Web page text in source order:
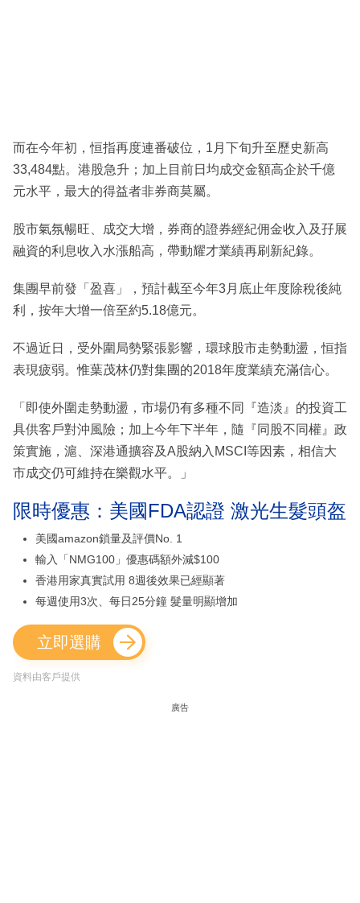
而在今年初，恒指再度連番破位，1月下旬升至歷史新高
33,484點。港股急升；加上目前日均成交金額高企於千億
元水平，最大的得益者非券商莫屬。
股市氣氛暢旺、成交大增，券商的證券經紀佣金收入及孖展
融資的利息收入水漲船高，帶動耀才業績再刷新紀錄。
集團早前發「盈喜」，預計截至今年3月底止年度除稅後純
利，按年大增一倍至約5.18億元。
不過近日，受外圍局勢緊張影響，環球股市走勢動盪，恒指
表現疲弱。惟葉茂林仍對集團的2018年度業績充滿信心。
「即使外圍走勢動盪，市場仍有多種不同『造淡』的投資工
具供客戶對沖風險；加上今年下半年，隨『同股不同權』政
策實施，滬、深港通擴容及A股納入MSCI等因素，相信大
市成交仍可維持在樂觀水平。」
限時優惠：美國FDA認證 激光生髮頭盔
美國amazon鎖量及評價No. 1
輸入「NMG100」優惠碼額外減$100
香港用家真實試用 8週後效果已經顯著
每週使用3次、每日25分鐘 髮量明顯增加
立即選購
資料由客戶提供
廣告